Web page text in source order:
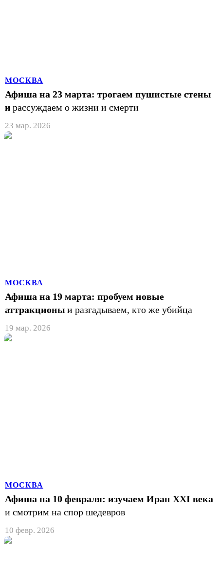
МОСКВА
Афиша на 23 марта: трогаем пушистые стены
и рассуждаем о жизни и смерти
23 мар. 2026
МОСКВА
Афиша на 19 марта: пробуем новые
аттракционы и разгадываем, кто же убийца
19 мар. 2026
МОСКВА
Афиша на 10 февраля: изучаем Иран XXI века
и смотрим на спор шедевров
10 февр. 2026